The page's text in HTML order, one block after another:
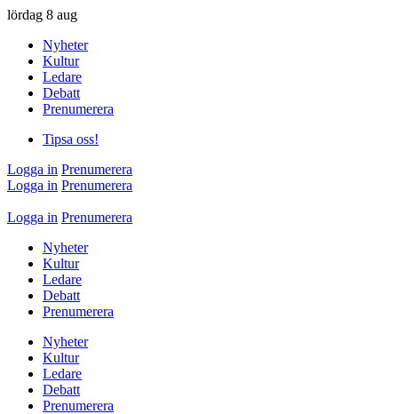
lördag 8 aug
Nyheter
Kultur
Ledare
Debatt
Prenumerera
Tipsa oss!
Logga in Prenumerera
Logga in Prenumerera
Logga in Prenumerera
Nyheter
Kultur
Ledare
Debatt
Prenumerera
Nyheter
Kultur
Ledare
Debatt
Prenumerera